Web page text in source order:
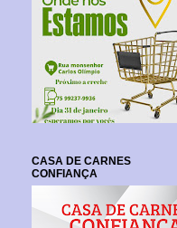
CASA DE CARNES
CONFIANÇA